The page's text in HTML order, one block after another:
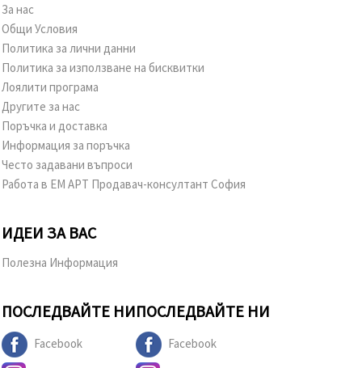
За нас
Общи Условия
Политика за лични данни
Политика за използване на бисквитки
Лоялити програма
Другите за нас
Поръчка и доставка
Информация за поръчка
Често задавани въпроси
Работа в ЕМ АРТ Продавач-консултант София
ИДЕИ ЗА ВАС
Полезна Информация
ПОСЛЕДВАЙТЕ НИ
Facebook
ПОСЛЕДВАЙТЕ НИ
Facebook